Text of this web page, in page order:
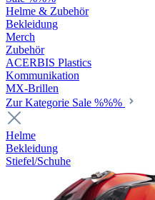
Helme & Zubehör
Bekleidung
Merch
Zubehör
ACERBIS Plastics
Kommunikation
MX-Brillen
Zur Kategorie Sale %%%
Helme
Bekleidung
Stiefel/Schuhe